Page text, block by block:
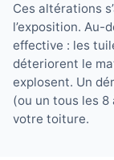
Ces altérations
l’exposition. Au-
effective : les
déteriorent le
explosent. Un
(ou un tous les
votre toiture.